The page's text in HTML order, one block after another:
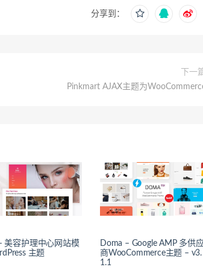
分享到：
下一
Pinkmart AJAX主题为
美容护理中心网站模
主题
Doma – Google AMP 多供应
商WooCommerce主题 – v3.
1.1